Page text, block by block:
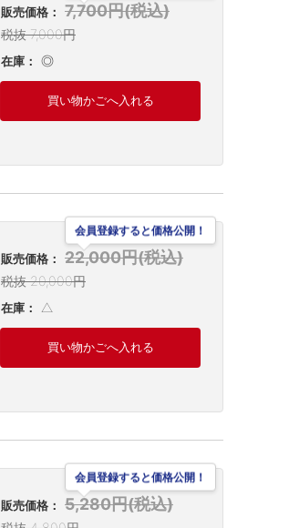
販売価格： 7,700円(税込)
税抜 7,000円
在庫： ◎
買い物かごへ入れる
販売価格： 22,000円(税込)
会員登録すると価格公開！
税抜 20,000円
在庫： △
買い物かごへ入れる
販売価格： 5,280円(税込)
会員登録すると価格公開！